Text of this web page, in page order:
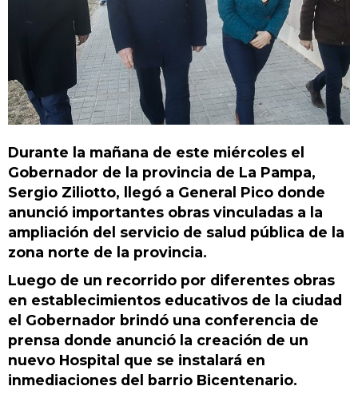
Durante la mañana de este miércoles el
Gobernador de la provincia de La Pampa,
Sergio Ziliotto, llegó a General Pico donde
anunció importantes obras vinculadas a la
ampliación del servicio de salud pública de la
zona norte de la provincia.
Luego de un recorrido por diferentes obras
en establecimientos educativos de la ciudad
el Gobernador brindó una conferencia de
prensa donde anunció la creación de un
nuevo Hospital que se instalará en
inmediaciones del barrio Bicentenario.